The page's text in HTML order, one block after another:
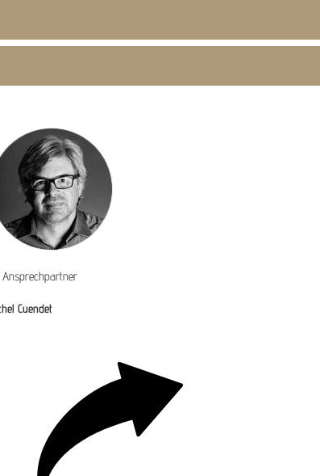
Cuendet